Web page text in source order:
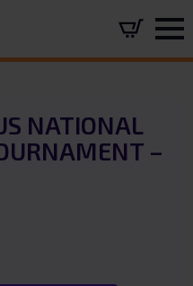
NATIONAL
–